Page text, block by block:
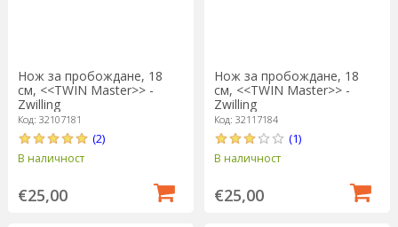
Нож за пробождане, 18
см, <<TWIN Master>> -
Zwilling
Код: 32107181
(2)
В наличност
€25,00
Нож за пробождане, 18
см, <<TWIN Master>> -
Zwilling
Код: 32117184
(1)
В наличност
€25,00